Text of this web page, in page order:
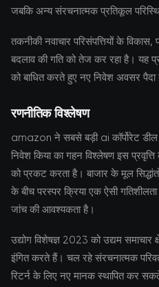
जबकि अन्य संरचनात्मक प्रतिकूल
तकनीकी नवाचार परिसंपत्तियों के
बदलाव की गति को तेज कर रहा है। यह
को बाधित करते हुए नए निवेश अवसर पैदा
रणनीतिक विश्लेषण
amazon ने सबसे बड़ी ai कॉर्पोरेट
निवेश किया का गहन विश्लेषण इस
को प्रकट करता है। बाजार के मूल
के बीच परस्पर क्रिया एक ऐसी
जांच की आवश्यकता है।
उद्योग विशेषज्ञ 2023 को उद्यम
इंगित करते हैं। चल रहे संरचनात्मक
रिटर्न के लिए नए मानक स्थापित कर